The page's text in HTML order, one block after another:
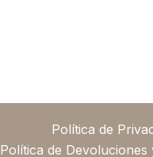
Política de
Política de Devoluciones